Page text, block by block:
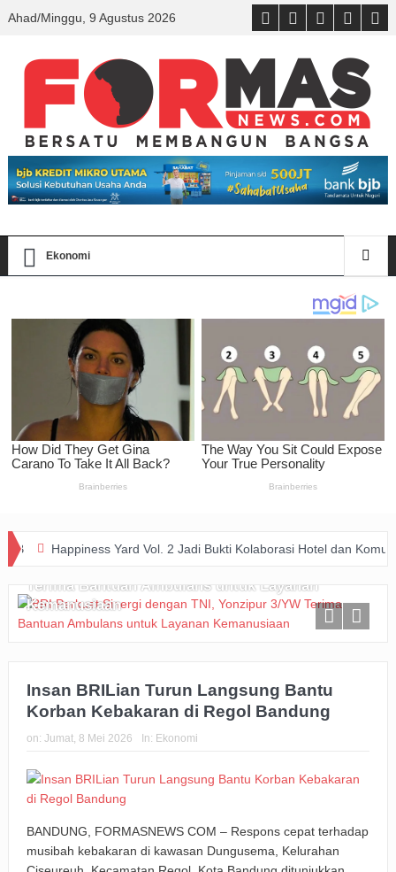
Ahad/Minggu, 9 Agustus 2026
Ekonomi
Happiness Yard Vol. 2 Jadi Bukti Kolaborasi Hotel dan Komunitas
Terima Bantuan Ambulans untuk Layanan
Kemanusiaan
Insan BRILian Turun Langsung Bantu
Korban Kebakaran di Regol Bandung
on: Jumat, 8 Mei 2026 In: Ekonomi
BANDUNG, FORMASNEWS COM – Respons cepat terhadap
musibah kebakaran di kawasan Dungusema, Kelurahan